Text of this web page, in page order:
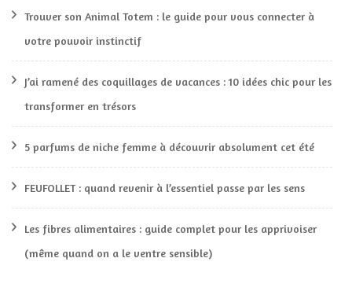
Trouver son Animal Totem : le guide pour vous connecter à
votre pouvoir instinctif
J’ai ramené des coquillages de vacances : 10 idées chic pour les
transformer en trésors
5 parfums de niche femme à découvrir absolument cet été
FEUFOLLET : quand revenir à l’essentiel passe par les sens
Les fibres alimentaires : guide complet pour les apprivoiser
(même quand on a le ventre sensible)